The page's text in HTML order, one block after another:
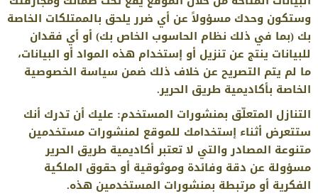
وستكون وحدك مسؤولاً عن أي ضرر يلحق بالممتلكات الخاصة
بك (بما في ذلك نظام الحاسوب الخاص بك) أو أي فقدان
للبيانات ينتج عن تنزيل أو إستخدام هذه المواد أو البيانات،
ما لم يتم التصريح عن خلاف ذلك ضمن سياسة الخصوصية
الخاصة بأكاديمية طريق الحرير.
التنازل المتعلّق بمنشورات المستخدم: عليك أن تدرك أنك
ستتعرض أثناء إستخدامك للموقع لمنشورات مستخدمين
متنوعة المصادر والتي لا تعتبر أكاديمية طريق الحرير
مسؤولة عن دقة وفائدة وموثوقية أو حقوق الملكية
الفكرية أو مرتبطة بمنشورات المستخدمين هذه.